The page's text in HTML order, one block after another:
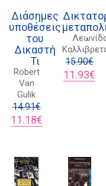
Διάσημες
υποθέσεις
του
Δικαστή
Τι
Robert
Van
Gulik
14.91€
Original
price
11.18€Η
τρέχουσα
15.90€
Original
price
11.93€